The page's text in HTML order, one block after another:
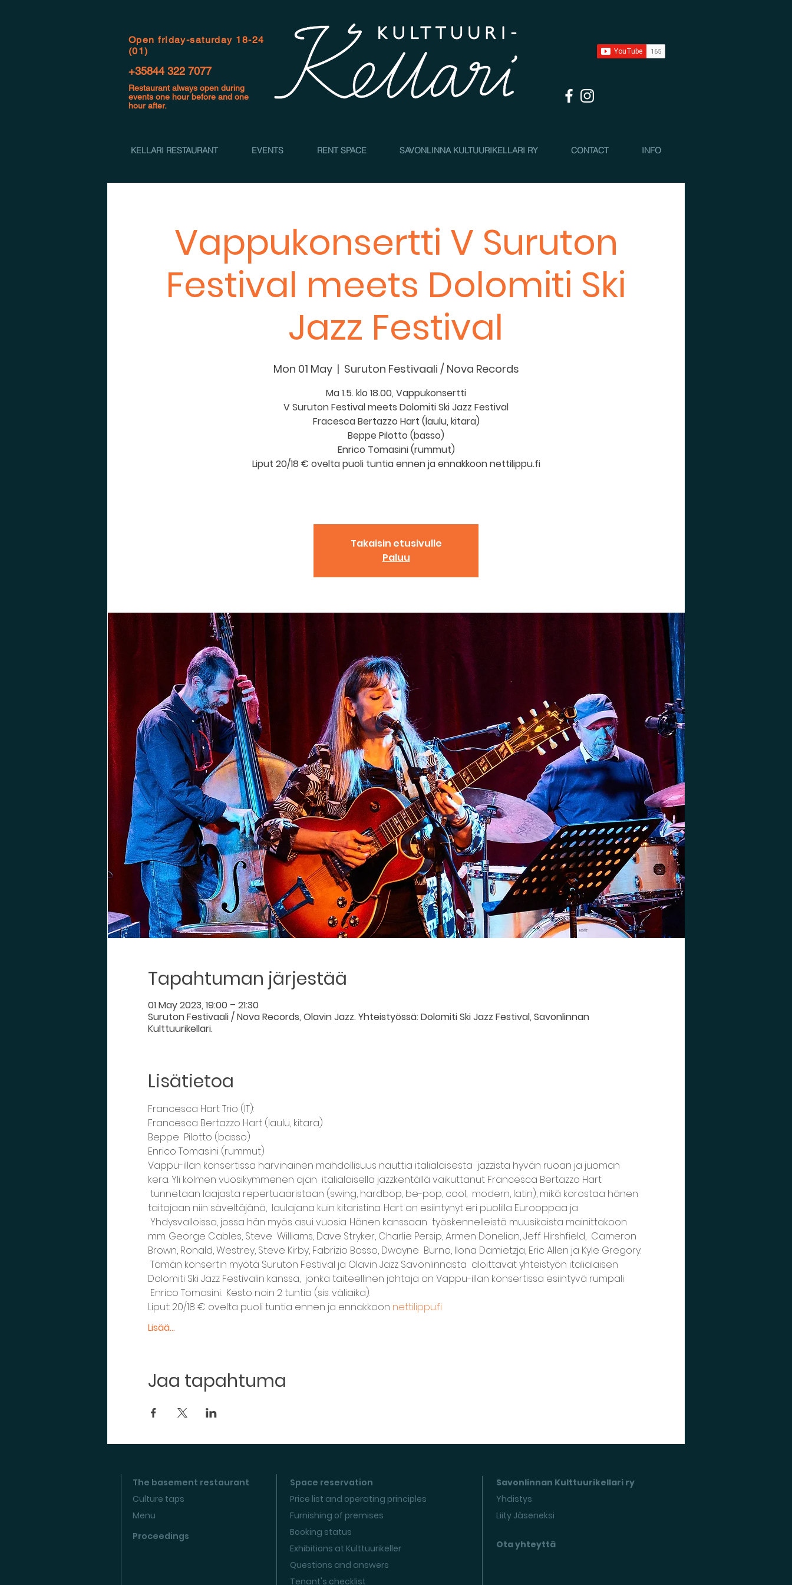
Open friday-saturday 18-24
(01)
+35844 322 7077
Restaurant always open during
events one hour before and one
hour after.
KELLARI RESTAURANT EVENTS RENT SPACE SAVONLINNA KULTUURIKELLARI RY CONTACT INFO
Vappukonsertti V Suruton
Festival meets Dolomiti Ski
Jazz Festival
Mon 01 May
  |
Suruton Festivaali / Nova Records
Ma 1.5. klo 18.00, Vappukonsertti
V Suruton Festival meets Dolomiti Ski Jazz Festival
Fracesca Bertazzo Hart (laulu, kitara)
Beppe Pilotto (basso)
Enrico Tomasini (rummut)
Liput 20/18 € ovelta puoli tuntia ennen ja ennakkoon nettilippu.fi
Takaisin etusivulle
Paluu
Tapahtuman järjestää
01 May 2023, 19:00 – 21:30
Suruton Festivaali / Nova Records, Olavin Jazz. Yhteistyössä: Dolomiti Ski Jazz Festival, Savonlinnan
Kulttuurikellari.
Lisätietoa
Francesca Hart Trio (IT):
Francesca Bertazzo Hart (laulu, kitara)
Beppe  Pilotto (basso)
Enrico Tomasini (rummut)
Vappu-illan konsertissa harvinainen mahdollisuus nauttia italialaisesta  jazzista hyvän ruoan ja juoman
kera. Yli kolmen vuosikymmenen ajan  italialaisella jazzkentällä vaikuttanut Francesca Bertazzo Hart
tunnetaan laajasta repertuaaristaan (swing, hardbop, be-pop, cool,  modern, latin), mikä korostaa hänen
taitojaan niin säveltäjänä,  laulajana kuin kitaristina. Hart on esiintynyt eri puolilla Eurooppaa ja
Yhdysvalloissa, jossa hän myös asui vuosia. Hänen kanssaan  työskennelleistä muusikoista mainittakoon
mm. George Cables, Steve  Williams, Dave Stryker, Charlie Persip, Armen Donelian, Jeff Hirshfield,  Cameron
Brown, Ronald, Westrey, Steve Kirby, Fabrizio Bosso, Dwayne  Burno, Ilona Damietzja, Eric Allen ja Kyle Gregory.
Tämän konsertin myötä Suruton Festival ja Olavin Jazz Savonlinnasta  aloittavat yhteistyön italialaisen
Dolomiti Ski Jazz Festivalin kanssa,  jonka taiteellinen johtaja on Vappu-illan konsertissa esiintyvä rumpali
Enrico Tomasini.  Kesto noin 2 tuntia (sis. väliaika).
Liput: 20/18 € ovelta puoli tuntia ennen ja ennakkoon nettilippu.fi
Lisää...
Jaa tapahtuma
The basement restaurant
Culture taps
Menu
Proceedings
Space reservation
Price list and operating principles
Furnishing of premises
Booking status
Exhibitions at Kulttuurikeller
Questions and answers
Tenant's checklist
Savonlinnan Kulttuurikellari ry
Yhdistys
Liity Jäseneksi
Ota yhteyttä